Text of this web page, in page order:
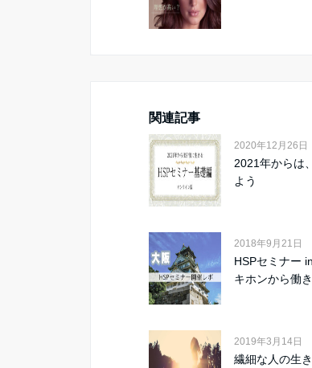
関連記事
2020年12月26日
2021年からは
よう
2018年9月21日
HSPセミナー
キホンから働き
2019年3月14日
繊細な人の生